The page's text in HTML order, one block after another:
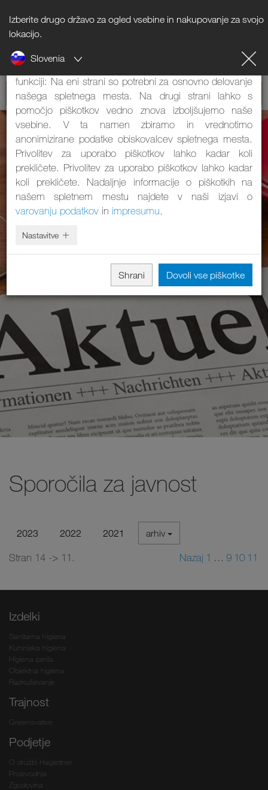
Izberite drugo državo za ogled vsebine in nakupovanje za svojo
lokacijo.
Slovenia
Sporočila za javnost
2023 2022 2021 arhiv
Stran 14 -> 11. Nazaj 1 … 9 10 11
Izdelki
Sanitarna higiena
Kuhinjska higiena
Higiena perila
Objektna higiena
Razkuževanje
Trajnost
Greenovative
Podjetje
O družbi Hagleitner
Proizvodnja
Zgodovina
Napotki o piškotkih
Naše spletno mesto uporablja piškotke. Ti imajo dve
funkciji: Na eni strani so potrebni za osnovno delovanje
našega spletnega mesta. Na drugi strani lahko s
pomočjo piškotkov vedno znova izboljšujemo naše
vsebine. V ta namen zbiramo in vrednotimo
anonimizirane podatke obiskovalcev spletnega mesta.
Privolitev za uporabo piškotkov lahko kadar koli
prekličete. Privolitev za uporabo piškotkov lahko kadar
koli prekličete. Nadaljnje informacije o piškotkih na
našem spletnem mestu najdete v naši izjavi o
varovanju podatkov in impresumu.
Nastavitve
Shrani Dovoli vse piškotke